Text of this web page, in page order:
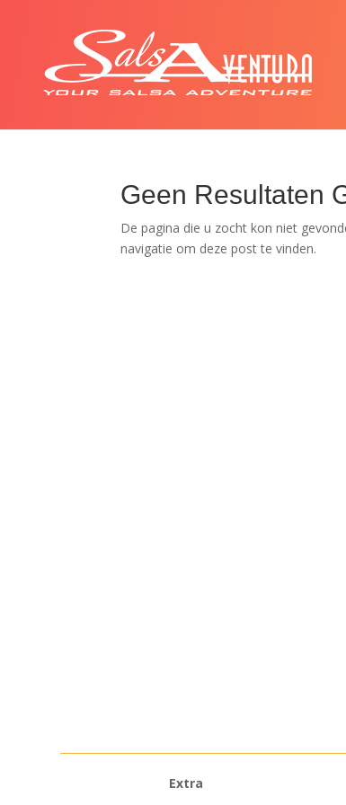
Geen Resultaten
De pagina die u zocht kon niet
navigatie om deze post te vinden.
Extra